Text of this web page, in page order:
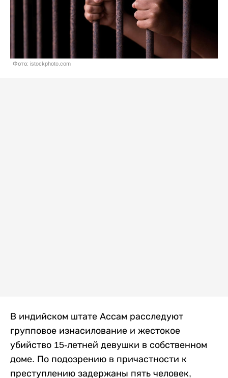
Фото: istockphoto.com
В индийском штате Ассам расследуют
групповое изнасилование и жестокое
убийство 15-летней девушки в собственном
доме. По подозрению в причастности к
преступлению задержаны пять человек,